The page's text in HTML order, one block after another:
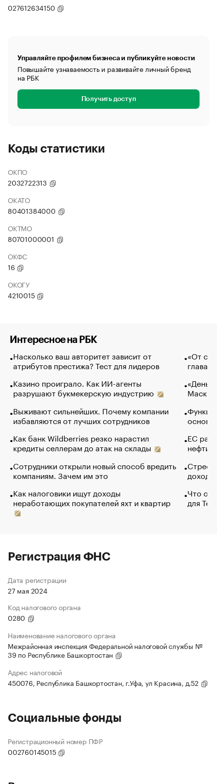
027612634150
Управляйте профилем бизнеса и публикуйте новости
Повышайте узнаваемость и развивайте личный бренд
на РБК
Получить доступ
Коды статистики
ОКПО
2032722313
ОКАТО
80401384000
ОКТМО
80701000001
ОКФС
16
ОКОГУ
4210015
Интересное на РБК
Насколько ваш авторитет зависит от
атрибутов престижа? Тест для лидеров
Казино проиграло. Как ИИ-агенты
разрушают букмекерскую индустрию
Выживают сильнейших. Почему компании
избавляются от лучших сотрудников
Как банк Wildberries резко нарастил
кредиты селлерам до атак на склады
Сотрудники открыли новый способ вредить
компаниям. Зачем им это
Как налоговики ищут доходы
неработающих покупателей яхт и квартир
«От
глава
Маск в
основ
ЕС
нефти
Что
для
Регистрация ФНС
Дата регистрации
27 мая 2024
Код налогового органа
0280
Наименование налогового органа
Межрайонная инспекция Федеральной налоговой службы №
39 по Республике Башкортостан
Адрес налоговой
450076, Республика Башкортостан, г.Уфа, ул Красина, д.52
Социальные фонды
Регистрационный номер ПФР
002760145015